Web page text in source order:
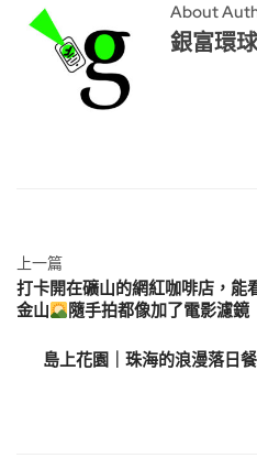
About
銀富環
上一篇
打卡開在礦山的網紅咖啡店，能
金山
隨手拍都像加了電影濾鏡
島上花園｜珠海的浪漫落日